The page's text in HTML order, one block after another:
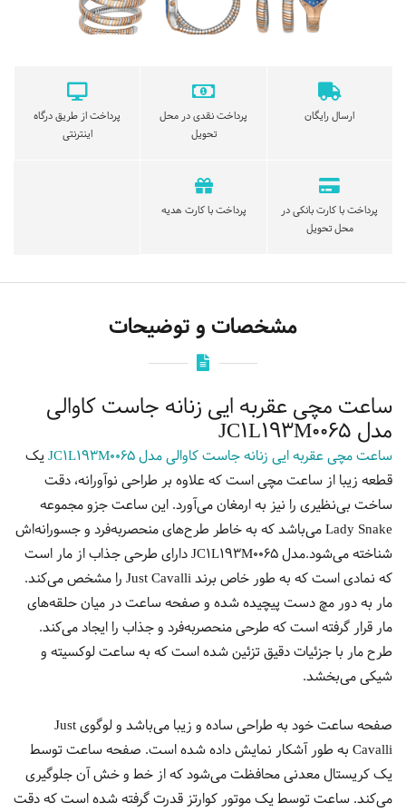
ارسال رایگان
پرداخت نقدی در محل
تحویل
پرداخت از طریق درگاه
اینترنتی
پرداخت با کارت بانکی در
محل تحویل
پرداخت با کارت هدیه
مشخصات و توضیحات
ساعت مچی عقربه ایی زنانه جاست کاوالی
مدل JC1L193M0065
ساعت مچی عقربه ایی زنانه جاست کاوالی مدل JC1L193M0065
یک
قطعه زیبا از ساعت مچی است که علاوه بر طراحی نوآورانه، دقت
ساخت بی‌نظیری را نیز به ارمغان می‌آورد. این ساعت جزو مجموعه
Lady Snake می‌باشد که به خاطر طرح‌های منحصربه‌فرد و جسورانه‌اش
شناخته می‌شود.مدل JC1L193M0065 دارای طرحی جذاب از مار است
که نمادی است که به طور خاص برند Just Cavalli را مشخص می‌کند.
مار به دور مچ دست پیچیده شده و صفحه ساعت در میان حلقه‌های
مار قرار گرفته است که طرحی منحصربه‌فرد و جذاب را ایجاد می‌کند.
طرح مار با جزئیات دقیق تزئین شده است که به ساعت لوکسیته و
شیکی می‌بخشد.
صفحه ساعت خود به طراحی ساده و زیبا می‌باشد و لوگوی Just
Cavalli به طور آشکار نمایش داده شده است. صفحه ساعت توسط
یک کریستال معدنی محافظت می‌شود که از خط و خش آن جلوگیری
می‌کند. ساعت توسط یک موتور کوارتز قدرت گرفته شده است که دقت